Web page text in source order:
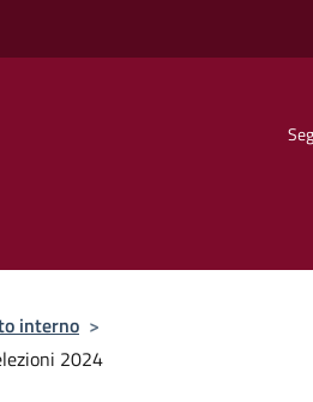
interno >
2024